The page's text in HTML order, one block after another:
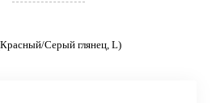
Серый глянец, L)